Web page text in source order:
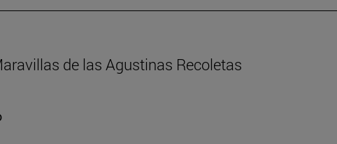
de las Agustinas Recoletas